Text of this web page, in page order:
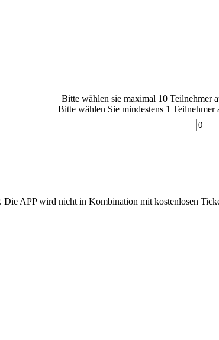
Bitte wählen sie maximal 10 Teilnehmer
Bitte wählen Sie mindestens 1 Teilnehmer
APP wird nicht in Kombination mit kostenlosen